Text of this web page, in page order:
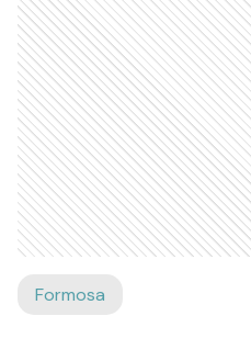
Formosa